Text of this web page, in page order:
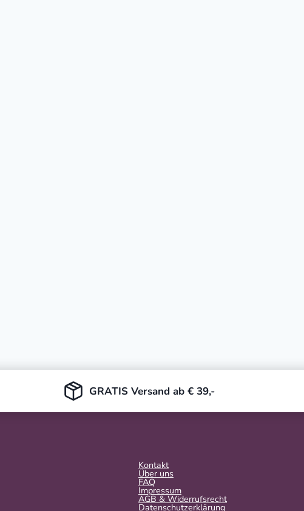
GRATIS Versand ab € 39,-
Kontakt
Über uns
FAQ
Impressum
AGB & Widerrufsrecht
Datenschutzerklärung